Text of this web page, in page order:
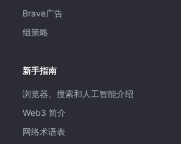
Brave广告
组策略
新手指南
浏览器、搜索和人工智能介绍
Web3 简介
网络术语表